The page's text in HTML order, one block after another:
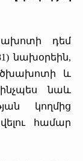
դեմ
նախօրեին,
ծխախոտի և
նաև
կողմից
համար